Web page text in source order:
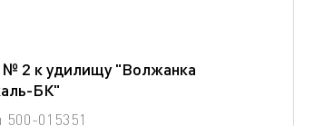
№ 2 к удилищу "Волжанка
БК"
500-015351